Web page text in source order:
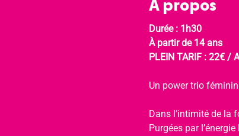
À propos
Durée : 1h30
À partir de 14 ans
PLEIN TARIF : 22€ /
Un power trio
Dans l’intimité de la
Purgées par